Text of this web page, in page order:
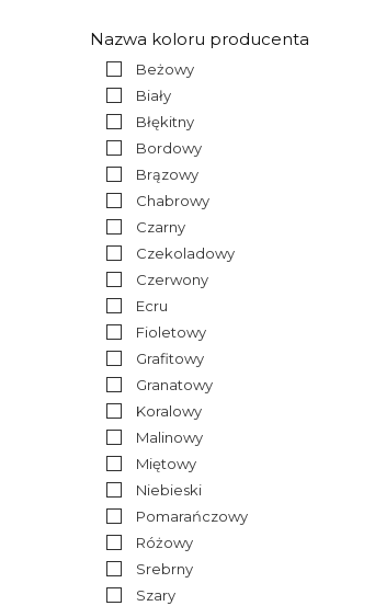
Nazwa koloru producenta
Beżowy
Biały
Błękitny
Bordowy
Brązowy
Chabrowy
Czarny
Czekoladowy
Czerwony
Ecru
Fioletowy
Grafitowy
Granatowy
Koralowy
Malinowy
Miętowy
Niebieski
Pomarańczowy
Różowy
Srebrny
Szary